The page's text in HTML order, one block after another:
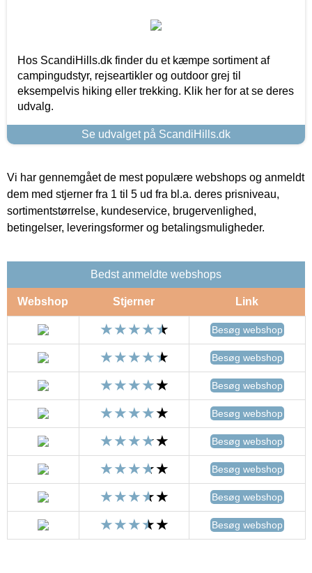
Hos ScandiHills.dk finder du et kæmpe sortiment af
campingudstyr, rejseartikler og outdoor grej til
eksempelvis hiking eller trekking. Klik her for at se deres
udvalg.
Se udvalget på ScandiHills.dk
Vi har gennemgået de mest populære webshops og anmeldt
dem med stjerner fra 1 til 5 ud fra bl.a. deres prisniveau,
sortimentstørrelse, kundeservice, brugervenlighed,
betingelser, leveringsformer og betalingsmuligheder.
Bedst anmeldte webshops
Webshop Stjerner Link
Besøg webshop
Besøg webshop
Besøg webshop
Besøg webshop
Besøg webshop
Besøg webshop
Besøg webshop
Besøg webshop